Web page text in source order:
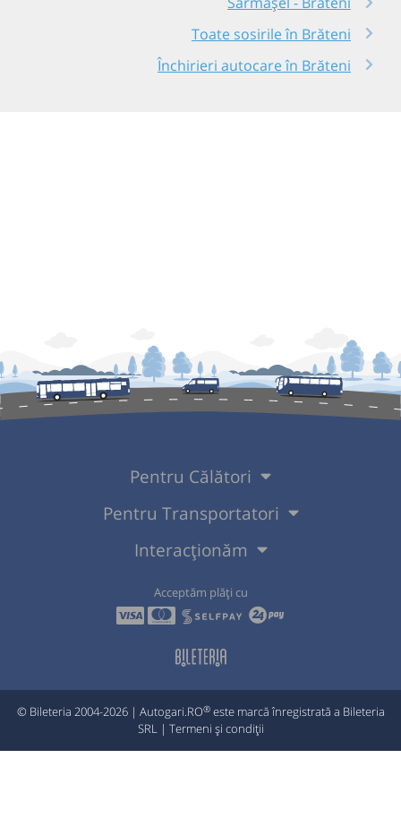
Toate sosirile în Brăteni
Închirieri autocare în Brăteni
Pentru Călători
Pentru Transportatori
Interacționăm
Acceptăm plăți cu
© Bileteria 2004-2026 | Autogari.RO®este marcă înregistrată a Bileteria
SRL | Termeni și condiții